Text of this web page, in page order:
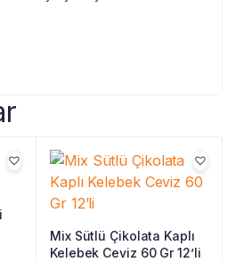
Mix Sütlü Çikolata Kaplı
Kelebek Ceviz 60 Gr 12’li